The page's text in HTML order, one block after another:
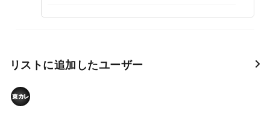
リストに追加したユーザー